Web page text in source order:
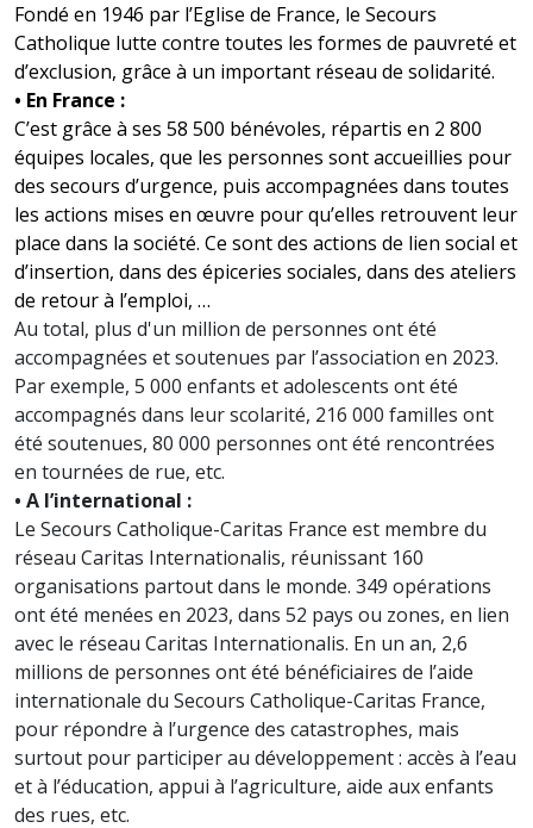
Fondé en 1946 par l’Eglise de France, le Secours
Catholique lutte contre toutes les formes de pauvreté et
d’exclusion, grâce à un important réseau de solidarité.
• En France :
C’est grâce à ses 58 500 bénévoles, répartis en 2 800
équipes locales, que les personnes sont accueillies pour
des secours d’urgence, puis accompagnées dans toutes
les actions mises en œuvre pour qu’elles retrouvent leur
place dans la société. Ce sont des actions de lien social et
d’insertion, dans des épiceries sociales, dans des ateliers
de retour à l’emploi, …
Au total, plus d'un million de personnes ont été
accompagnées et soutenues par l’association en 2023.
Par exemple, 5 000 enfants et adolescents ont été
accompagnés dans leur scolarité, 216 000 familles ont
été soutenues, 80 000 personnes ont été rencontrées
en tournées de rue, etc.
• A l’international :
Le Secours Catholique-Caritas France est membre du
réseau Caritas Internationalis, réunissant 160
organisations partout dans le monde. 349 opérations
ont été menées en 2023, dans 52 pays ou zones, en lien
avec le réseau Caritas Internationalis. En un an, 2,6
millions de personnes ont été bénéficiaires de l’aide
internationale du Secours Catholique-Caritas France,
pour répondre à l’urgence des catastrophes, mais
surtout pour participer au développement : accès à l’eau
et à l’éducation, appui à l’agriculture, aide aux enfants
des rues, etc.